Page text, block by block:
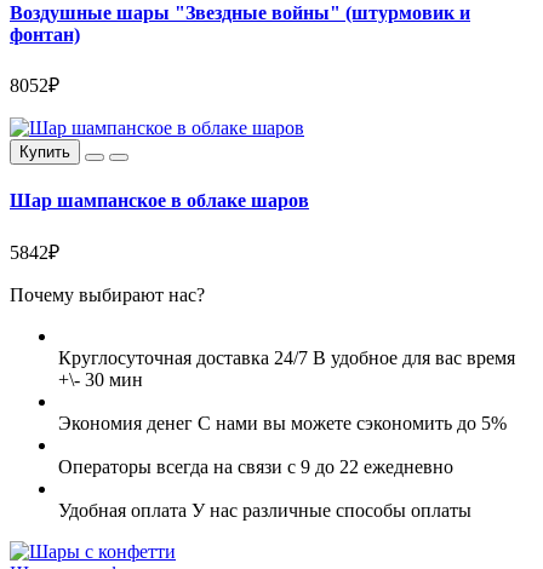
Воздушные шары "Звездные войны" (штурмовик и
фонтан)
8052₽
Купить
Шар шампанское в облаке шаров
5842₽
Почему выбирают нас?
Круглосуточная доставка 24/7 В удобное для вас время
+\- 30 мин
Экономия денег С нами вы можете сэкономить до 5%
Операторы всегда на связи с 9 до 22 ежедневно
Удобная оплата У нас различные способы оплаты